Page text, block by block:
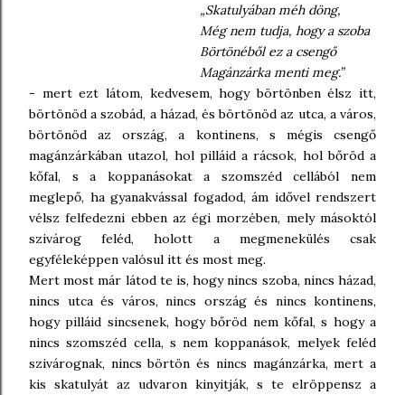
„Skatulyában méh döng,
Még nem tudja, hogy a szoba
Börtönéből ez a csengő
Magánzárka menti meg.”
- mert ezt látom, kedvesem, hogy börtönben élsz itt,
börtönöd a szobád, a házad, és börtönöd az utca, a város,
börtönöd az ország, a kontinens, s mégis csengő
magánzárkában utazol, hol pilláid a rácsok, hol bőröd a
kőfal, s a koppanásokat a szomszéd cellából nem
meglepő, ha gyanakvással fogadod, ám idővel rendszert
vélsz felfedezni ebben az égi morzében, mely másoktól
szivárog feléd, holott a megmenekülés csak
egyféleképpen valósul itt és most meg.
Mert most már látod te is, hogy nincs szoba, nincs házad,
nincs utca és város, nincs ország és nincs kontinens,
hogy pilláid sincsenek, hogy bőröd nem kőfal, s hogy a
nincs szomszéd cella, s nem koppanások, melyek feléd
szivárognak, nincs börtön és nincs magánzárka, mert a
kis skatulyát az udvaron kinyitják, s te elröppensz a